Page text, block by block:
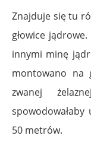
Znajduje się tu
głowice
innymi minę
montowano na
zwanej
50 metrów.